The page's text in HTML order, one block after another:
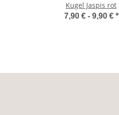
Kugel Jaspis rot
7,90 € - 9,90 € *